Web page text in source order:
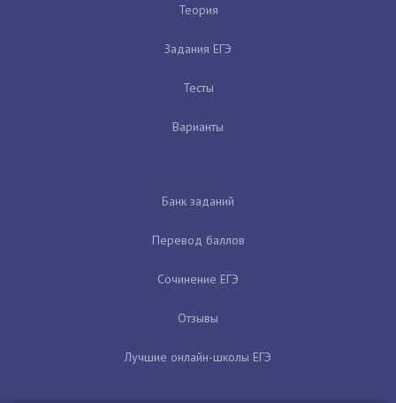
Теория
Задания ЕГЭ
Тесты
Варианты
Банк заданий
Перевод баллов
Сочинение ЕГЭ
Отзывы
Лучшие онлайн-школы ЕГЭ